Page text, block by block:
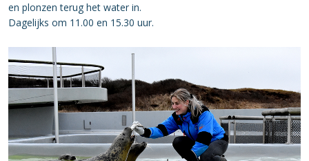
en plonzen terug het water in.
Dagelijks om 11.00 en 15.30 uur.